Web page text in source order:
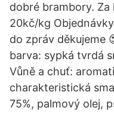
dobré brambory. Za
20kč/kg
do zpráv děkujeme
barva: sypká tvrdá
Vůně a chuť:
charakteristická
75%, palmový olej,